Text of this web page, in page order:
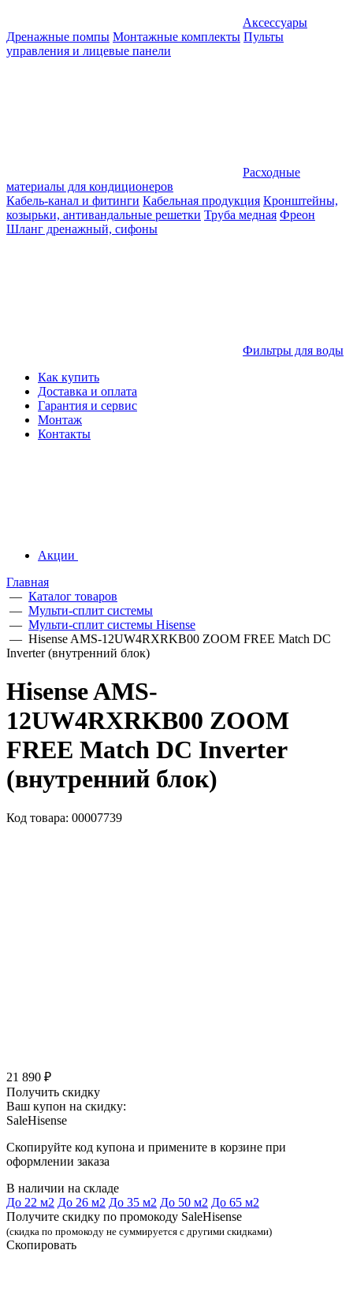
Аксессуары
Дренажные помпы Монтажные комплекты Пульты
управления и лицевые панели
Расходные
материалы для кондиционеров
Кабель-канал и фитинги Кабельная продукция Кронштейны,
козырьки, антивандальные решетки Труба медная Фреон
Шланг дренажный, сифоны
Фильтры для воды
Как купить
Доставка и оплата
Гарантия и сервис
Монтаж
Контакты
Акции
Главная
— Каталог товаров
— Мульти-сплит системы
— Мульти-сплит системы Hisense
— Hisense AMS-12UW4RXRKB00 ZOOM FREE Match DC
Inverter (внутренний блок)
Hisense AMS-
12UW4RXRKB00 ZOOM
FREE Match DC Inverter
(внутренний блок)
Код товара: 00007739
21 890 ₽
Получить скидку
Ваш купон на скидку:
SaleHisense
Скопируйте код купона и примените в корзине при
оформлении заказа
В наличии на складе
До 22 м2 До 26 м2 До 35 м2 До 50 м2 До 65 м2
Получите скидку по промокоду SaleHisense
(скидка по промокоду не суммируется с другими скидками)
Скопировать